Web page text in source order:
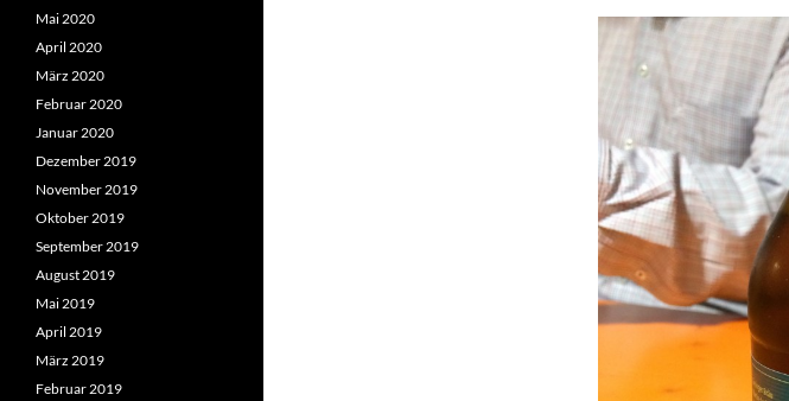
Mai 2020
April 2020
März 2020
Februar 2020
Januar 2020
Dezember 2019
November 2019
Oktober 2019
September 2019
August 2019
Mai 2019
April 2019
März 2019
Februar 2019